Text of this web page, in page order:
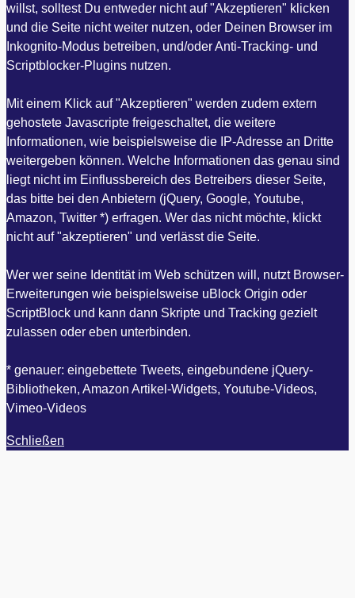
willst, solltest Du entweder nicht auf "Akzeptieren" klicken
und die Seite nicht weiter nutzen, oder Deinen Browser im
Inkognito-Modus betreiben, und/oder Anti-Tracking- und
Scriptblocker-Plugins nutzen.
Mit einem Klick auf "Akzeptieren" werden zudem extern
gehostete Javascripte freigeschaltet, die weitere
Informationen, wie beispielsweise die IP-Adresse an Dritte
weitergeben können. Welche Informationen das genau sind
liegt nicht im Einflussbereich des Betreibers dieser Seite,
das bitte bei den Anbietern (jQuery, Google, Youtube,
Amazon, Twitter *) erfragen. Wer das nicht möchte, klickt
nicht auf "akzeptieren" und verlässt die Seite.
Wer wer seine Identität im Web schützen will, nutzt Browser-
Erweiterungen wie beispielsweise uBlock Origin oder
ScriptBlock und kann dann Skripte und Tracking gezielt
zulassen oder eben unterbinden.
* genauer: eingebettete Tweets, eingebundene jQuery-
Bibliotheken, Amazon Artikel-Widgets, Youtube-Videos,
Vimeo-Videos
Schließen